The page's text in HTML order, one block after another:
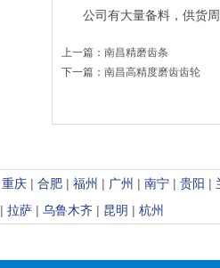
公司有大量备料，供货
上一篇： 南昌精磨齿条
下一篇： 南昌高精度磨齿齿轮
重庆 | 合肥 | 福州 | 广州 | 南宁 | 贵阳 |
| 拉萨 | 乌鲁木齐 | 昆明 | 杭州